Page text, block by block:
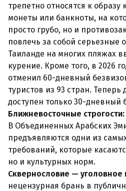
трепетно относятся к образу
монеты или банкноты, на
просто грубо, но и
повлечь за собой серьезные
Таиланде на многих пляжах
курение. Кроме того, в 2026
отменил 60-дневный
туристов из 93 стран. Теперь
доступен только 30-дневный
Ближневосточные
В Объединенных Арабских
предъявляются одни из
требований, которые
но и культурных норм.
Сквернословие — уголовное
нецензурная брань в